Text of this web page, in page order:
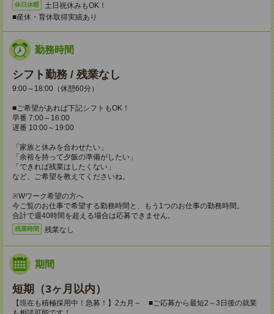
休日休暇
土日祝休みもOK！
■産休・育休取得実績あり
勤務時間
シフト勤務 / 残業なし
9:00～18:00（休憩60分）
■ご希望があれば下記シフトもOK！
早番 7:00～16:00
遅番 10:00～19:00
「家族と休みを合わせたい」
「余裕を持って夕飯の準備がしたい」
「できれば残業はしたくない」
など、ご希望を教えてくださいね。
※Wワーク希望の方へ
今ご覧のお仕事で希望する勤務時間と、もう1つのお仕事の勤務時間。
合計で週40時間を超える場合は応募できません。
残業時間 残業なし
期間
短期（3ヶ月以内）
【現在も積極採用中！急募！】2カ月～ ■ご応募から最短2～3日後の就業